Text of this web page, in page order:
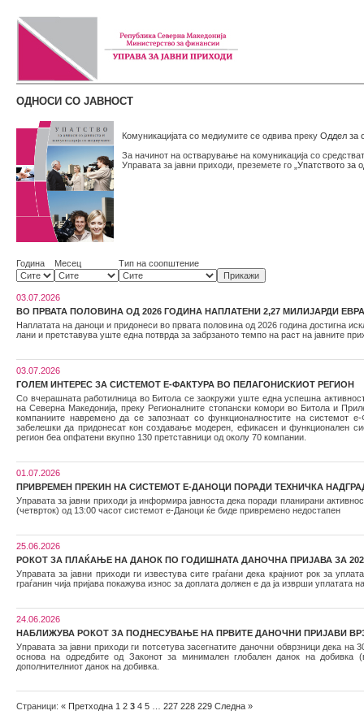
ОДНОСИ СО ЈАВНОСТ
Комуникацијата со медиумите се одвива преку Оддел за
За начинот на остварување на комуникација со
Управата за јавни приходи, преземете го „Упатството за
Година Месец Тип на соопштение
03.07.2026
ВО ПРВАТА ПОЛОВИНА ОД 2026 ГОДИНА НАПЛАТЕНИ 2,27 МИЛИЈАРДИ
Наплатата на даноци и придонеси во првата половина од 2026 година достигна
лани и претставува уште една потврда за забрзаното темпо на раст на јавните
03.07.2026
ГОЛЕМ ИНТЕРЕС ЗА СИСТЕМОТ Е-ФАКТУРА ВО ПЕЛАГОНИСКИОТ РЕГИОН
Со вчерашната работилница во Битола се заокружи уште една успешна
на Северна Македонија, преку Регионалните стопански комори во Битола и
компаниите навремено да се запознаат со функционалностите на системот
забелешки да придонесат кон создавање модерен, ефикасен и функционален
регион беа опфатени вкупно 130 претставници од околу 70 компании.
01.07.2026
ПРИВРЕМЕН ПРЕКИН НА СИСТЕМОТ Е-ДАНОЦИ ПОРАДИ ТЕХНИЧКА
Управата за јавни приходи ја информира јавноста дека поради планирани
(четврток) од 13:00 часот системот е-Даноци ќе биде привремено недостапен
25.06.2026
РОКОТ ЗА ПЛАЌАЊЕ НА ДАНОК ПО ГОДИШНАТА ДАНОЧНА ПРИЈАВА ЗА
Управата за јавни приходи ги известува сите граѓани дека крајниот рок за
граѓанин чија пријава покажува износ за доплата должен е да ја изврши
24.06.2026
НАБЛИЖУВА РОКОТ ЗА ПОДНЕСУВАЊЕ НА ПРВИТЕ ДАНОЧНИ ПРИЈАВИ
Управата за јавни приходи ги потсетува засегнатите даночни обврзници дека
основа на одредбите од Законот за минимален глобален данок на
дополнителниот данок на добивка.
Страници: « Претходна 1 2 3 4 5 227 228 229 Следна »